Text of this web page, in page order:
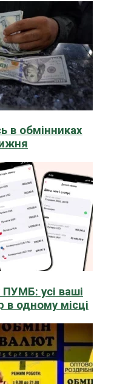
в обмінниках
ПУМБ: усі ваші
в одному місці